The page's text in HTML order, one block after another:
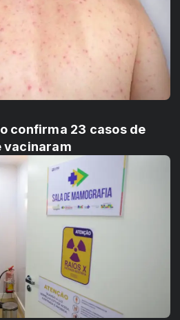
confirma 23 casos de
vacinaram